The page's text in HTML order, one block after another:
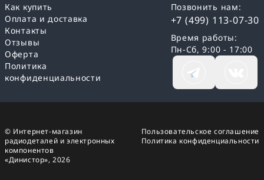
Как купить
Оплата и доставка
Контакты
Отзывы
Оферта
Политика
конфиденциальности
Позвонить нам:
+7 (499) 113-07-30
Время работы:
Пн-Сб, 9:00 - 17:00
© Интернет-магазин
радиодеталей и электронных
компонентов
«Динистор»,2026
Пользовательское соглашение
Политика конфиденциальности